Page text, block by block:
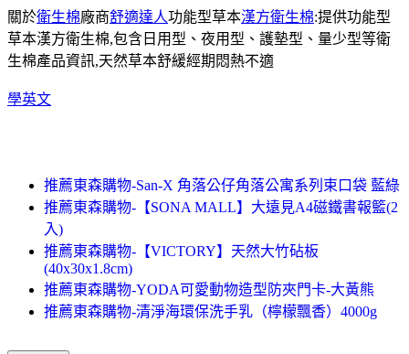
關於衛生棉廠商舒適達人功能型草本漢方衛生棉:提供功能型
草本漢方衛生棉,包含日用型、夜用型、護墊型、量少型等衛
生棉產品資訊,天然草本舒緩經期悶熱不適
學英文
推薦東森購物-San-X 角落公仔角落公寓系列束口袋 藍綠
推薦東森購物-【SONA MALL】大遠見A4磁鐵書報籃(2
入)
推薦東森購物-【VICTORY】天然大竹砧板
(40x30x1.8cm)
推薦東森購物-YODA可愛動物造型防夾門卡-大黃熊
推薦東森購物-清淨海環保洗手乳（檸檬飄香）4000g